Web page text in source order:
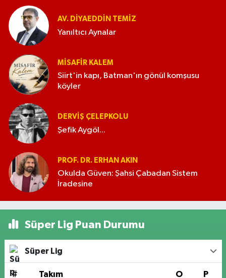
AV. DIYAEDDIN TEMIZ
Yanıltıcı Aynalar
MISAFIR KALEM
Siirt'in kapı, Batman'ın gönül komşusu
köyler
DERVIŞ ÇELEPKOLU
Şefik Aygöl...
PROF. DR. ERHAN AKIN
Okulda Güven: Şahsi Çabadan Sistem
İradesine
Süper Lig Puan Durumu
Süper Lig
# Takım O P